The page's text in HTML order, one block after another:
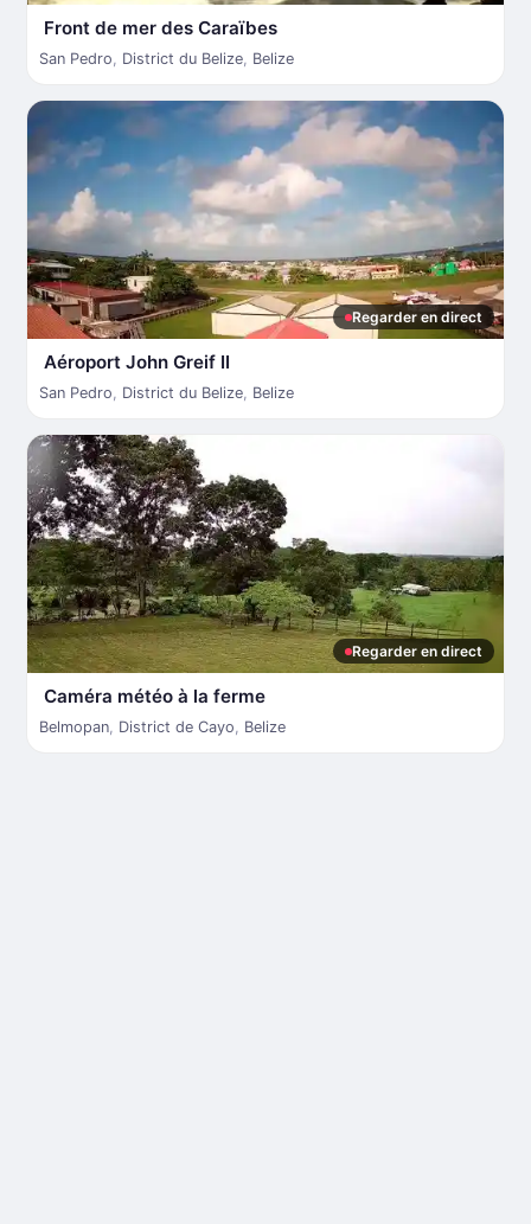
Front de mer des Caraïbes
San Pedro, District du Belize, Belize
Regarder en direct
Aéroport John Greif II
San Pedro, District du Belize, Belize
Regarder en direct
Caméra météo à la ferme
Belmopan, District de Cayo, Belize